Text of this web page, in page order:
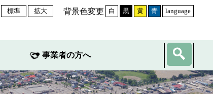
標準 拡大 背景色変更 白 黒 黄 青 language
事業者の方へ